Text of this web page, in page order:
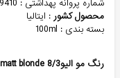
شماره پروانه پهداشتی : 1707467864059410
محصول کشور : ایتالیا
بسته بندی : 100ml
رنگ مو الیوolive light matt blonde 8/3